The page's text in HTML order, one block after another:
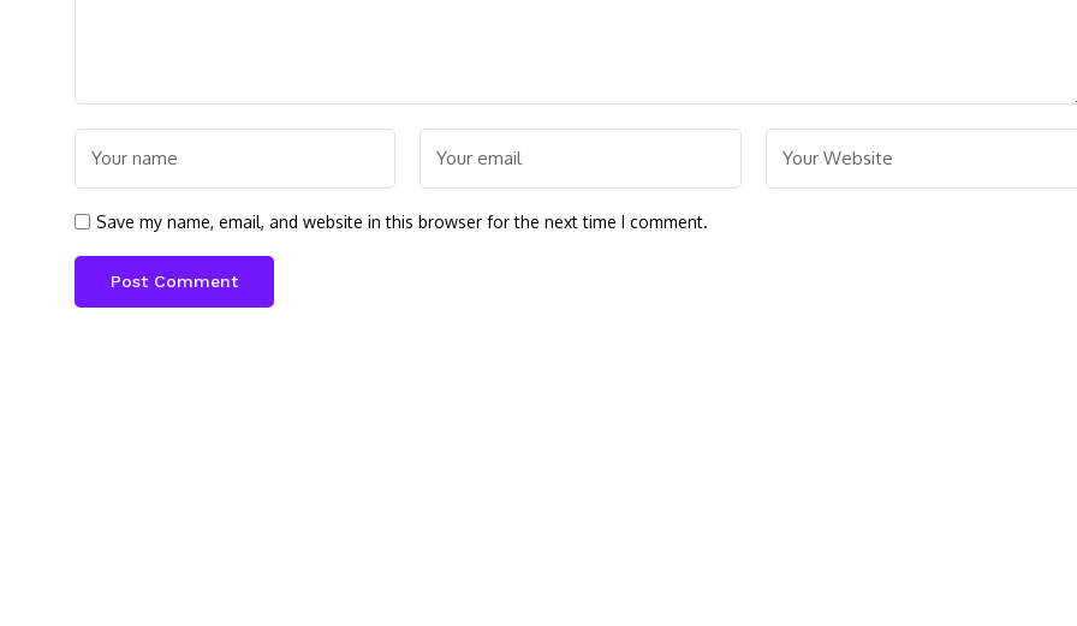
Save my name, email, and website in this browser for the next time I comment.